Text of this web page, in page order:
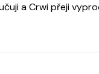
a Crwi přeji